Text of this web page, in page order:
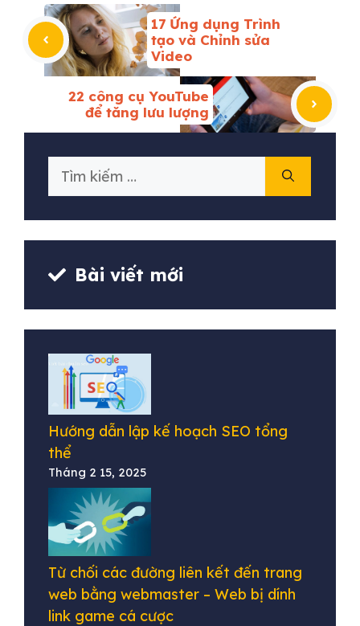
17 Ứng dụng Trình
tạo và Chỉnh sửa
Video
22 công cụ YouTube
để tăng lưu lượng
Tìm
Bài viết mới
Hướng dẫn lập kế hoạch SEO tổng
thể
Tháng 2 15, 2025
Từ chối các đường liên kết đến trang
web bằng webmaster – Web bị dính
link game cá cược